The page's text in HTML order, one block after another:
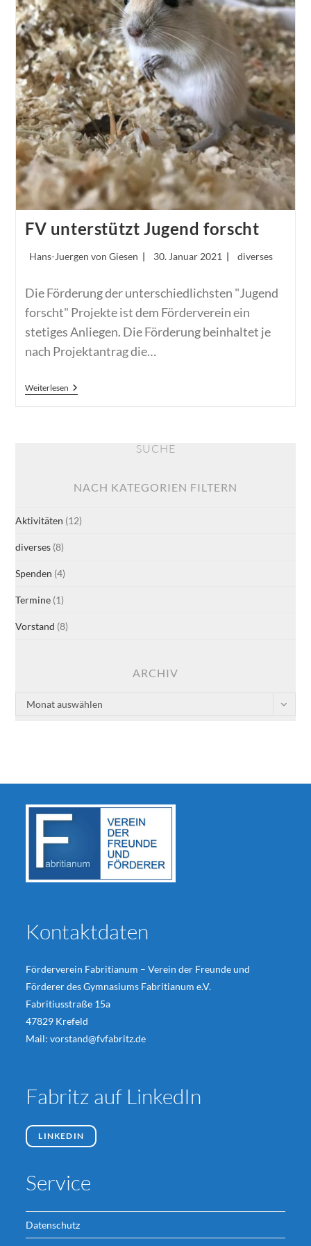
FV unterstützt Jugend forscht
Beitrags-
Hans-Juergen von Giesen
Beitrag
30. Januar 2021
Beitrags-
diverses
Die Förderung der unterschiedlichsten "Jugend
forscht" Projekte ist dem Förderverein ein
stetiges Anliegen. Die Förderung beinhaltet je
nach Projektantrag die…
WeiterlesenFV
Unterstützt
SUCHE
NACH KATEGORIEN FILTERN
Aktivitäten (12)
diverses (8)
Spenden (4)
Termine (1)
Vorstand (8)
ARCHIV
Archiv
Monat auswählen
Kontaktdaten
Förderverein Fabritianum – Verein der Freunde und
Förderer des Gymnasiums Fabritianum e.V.
Fabritiusstraße 15a
47829 Krefeld
Mail:vorstand@fvfabritz.de
Fabritz auf LinkedIn
LINKEDIN
Service
Datenschutz